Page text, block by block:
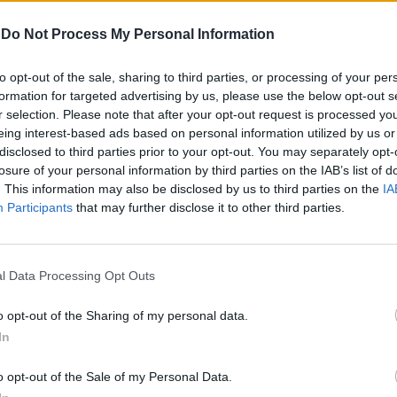
Do Not Process My Personal Information
opt-out of the sale, sharing to third parties, or processing of your
for targeted advertising by us, please use the below opt-out
selection. Please note that after your opt-out request is processed
interest-based ads based on personal information utilized by us
to third parties prior to your opt-out. You may separately
of your personal information by third parties on the IAB’s list of
This information may also be disclosed by us to third parties on the
Participants that may further disclose it to other third parties.
Data Processing Opt Outs
opt-out of the Sharing of my personal data.
opt-out of the Sale of my Personal Data.
che con il primo film, «Santa Maradona»,
po' la storia ed il suo personaggio? «Si
commedia brillante con una storia
Nina, che sono io e Dante, interpretato da
Lui fa il pony express è vorrebbe
sua città e per farlo si indebita con
pericolosa. Il destino però vuole che si
me, una hostess fidanzata ma
nascono una serie di rocamboleschi e
un grande amore. Con noi nel
e regista quasi della stessa età e
importante tappa cinematografica.
è un piacere lavorare con gente della
Rudy Giuliani a Come States?
Trump, Meloni e la strategia
americana